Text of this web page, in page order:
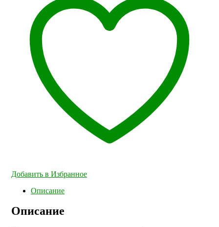
Добавить в Избранное
Описание
Описание